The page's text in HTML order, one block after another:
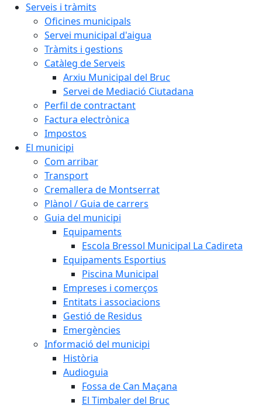
Serveis i tràmits
Oficines municipals
Servei municipal d'aigua
Tràmits i gestions
Catàleg de Serveis
Arxiu Municipal del Bruc
Servei de Mediació Ciutadana
Perfil de contractant
Factura electrònica
Impostos
El municipi
Com arribar
Transport
Cremallera de Montserrat
Plànol / Guia de carrers
Guia del municipi
Equipaments
Escola Bressol Municipal La Cadireta
Equipaments Esportius
Piscina Municipal
Empreses i comerços
Entitats i associacions
Gestió de Residus
Emergències
Informació del municipi
Història
Audioguia
Fossa de Can Maçana
El Timbaler del Bruc